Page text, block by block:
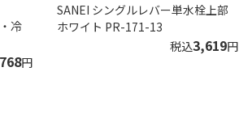
冷
円
SANEI シングルレバー単水栓上部
ホワイト PR-171-13
税込3,619円